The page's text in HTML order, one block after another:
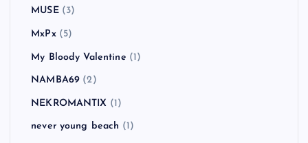
MUSE(3)
MxPx(5)
My Bloody Valentine (1)
NAMBA69 (2)
NEKROMANTIX (1)
never young beach (1)